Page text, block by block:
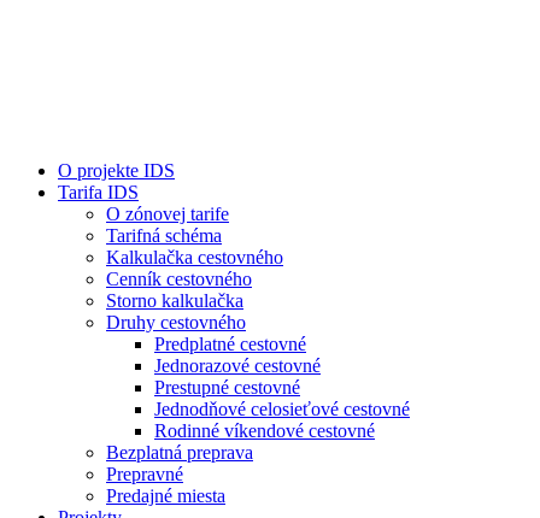
O projekte IDS
Tarifa IDS
O zónovej tarife
Tarifná schéma
Kalkulačka cestovného
Cenník cestovného
Storno kalkulačka
Druhy cestovného
Predplatné cestovné
Jednorazové cestovné
Prestupné cestovné
Jednodňové celosieťové cestovné
Rodinné víkendové cestovné
Bezplatná preprava
Prepravné
Predajné miesta